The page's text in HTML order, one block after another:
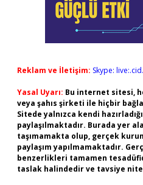
Reklam ve İletişim: Skype:
Yasal Uyarı: Bu internet sitesi,
veya şahıs şirketi ile hiçbir
Sitede yalnızca kendi
paylaşılmaktadır. Burada yer
taşımamakta olup, gerçek
paylaşım yapılmamaktadır.
benzerlikleri tamamen
taslak halindedir ve tavsiye